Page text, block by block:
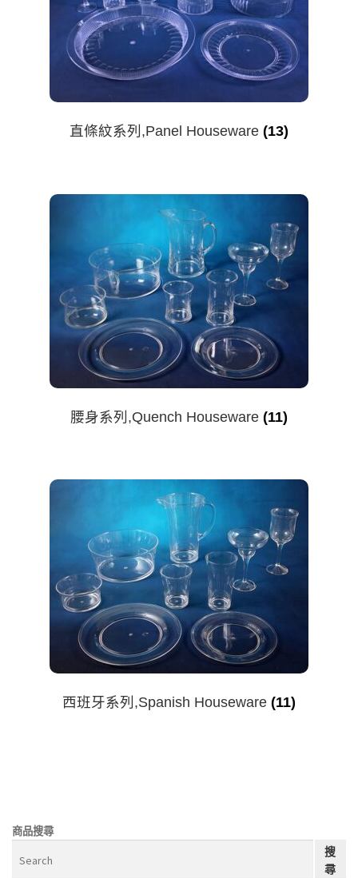
直條紋系列,Panel Houseware (13)
腰身系列,Quench Houseware (11)
西班牙系列,Spanish Houseware (11)
商品搜尋
搜
尋